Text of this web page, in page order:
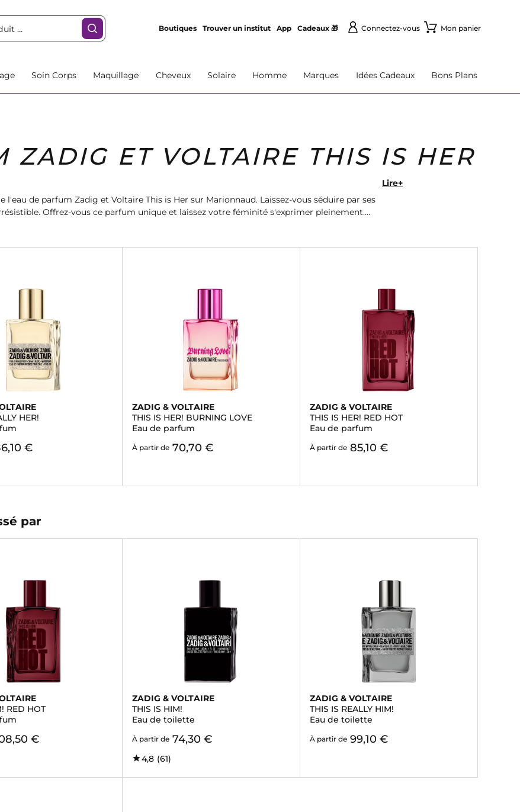
Boutiques Trouver un institut App Cadeaux 🎁 Connectez-vous Mon panier
Soin Corps Maquillage Cheveux Solaire Homme Marques Idées Cadeaux Bons Plans
ZADIG ET VOLTAIRE THIS IS HER
l'eau de parfum Zadig et Voltaire This is Her sur Marionnaud. Laissez-vous séduire par ses
Offrez-vous ce parfum unique et laissez votre féminité s'exprimer pleinement.
Lire+
HER!
€
ZADIG & VOLTAIRE
THIS IS HER! BURNING LOVE
Eau de parfum
À partir de 70,70 €
ZADIG & VOLTAIRE
THIS IS HER! RED HOT
Eau de parfum
À partir de 85,10 €
par
RED HOT
€
ZADIG & VOLTAIRE
THIS IS HIM!
Eau de toilette
À partir de 74,30 €
4,8 (61)
ZADIG & VOLTAIRE
THIS IS REALLY HIM!
Eau de toilette
À partir de 99,10 €